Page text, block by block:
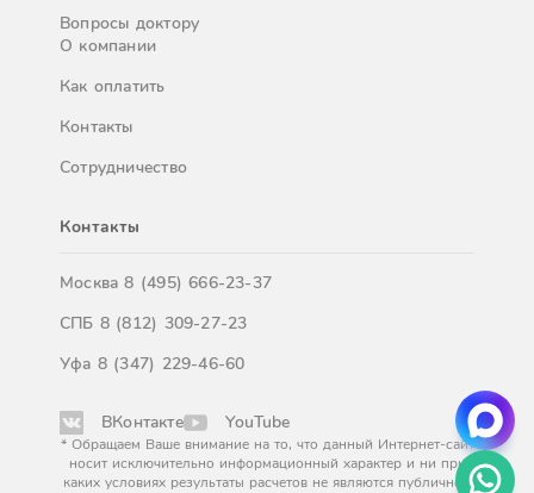
Вопросы доктору
О компании
Как оплатить
Контакты
Сотрудничество
Контакты
Москва8 (495) 666-23-37
СПБ 8 (812) 309-27-23
Уфа 8 (347) 229-46-60
ВКонтакте YouTube
* Обращаем Ваше внимание на то, что данный Интернет-сайт
носит исключительно информационный характер и ни при
каких условиях результаты расчетов не являются публичной